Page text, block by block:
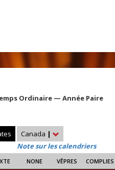
Ordinaire — Année Paire
Canada |
Note sur les calendriers
NONE VÊPRES COMPLIES